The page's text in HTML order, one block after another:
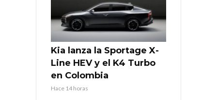
Kia lanza la Sportage X-
Line HEV y el K4 Turbo
en Colombia
Hace 14 horas